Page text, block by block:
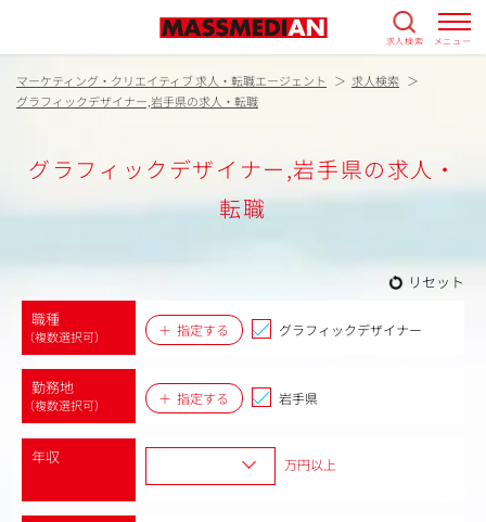
求人検索 メニュー
マーケティング・クリエイティブ 求人・転職エージェント
求人検索
グラフィックデザイナー,岩手県の求人・転職
グラフィックデザイナー,岩手県の求人・
転職
リセット
職種
（複数選択可） 指定する グラフィックデザイナー
勤務地
（複数選択可） 指定する 岩手県
年収 万円以上